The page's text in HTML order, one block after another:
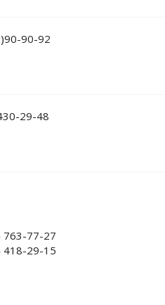
90-92
29-48
763-77-27
418-29-15